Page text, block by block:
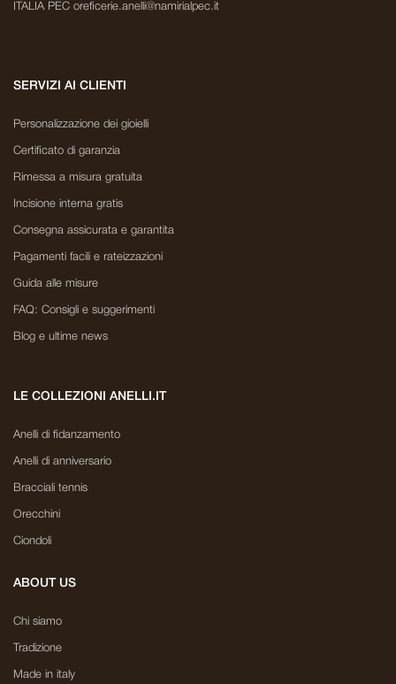
ITALIA PEC oreficerie.anelli@namirialpec.it
SERVIZI AI CLIENTI
Personalizzazione dei gioielli
Certificato di garanzia
Rimessa a misura gratuita
Incisione interna gratis
Consegna assicurata e garantita
Pagamenti facili e rateizzazioni
Guida alle misure
FAQ: Consigli e suggerimenti
Blog e ultime news
LE COLLEZIONI ANELLI.IT
Anelli di fidanzamento
Anelli di anniversario
Bracciali tennis
Orecchini
Ciondoli
ABOUT US
Chi siamo
Tradizione
Made in italy